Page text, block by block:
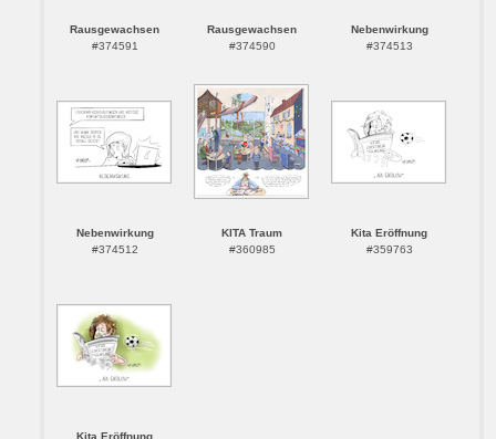
Rausgewachsen
#374591
Rausgewachsen
#374590
Nebenwirkung
#374513
Nebenwirkung
#374512
KITA Traum
#360985
Kita Eröffnung
#359763
Kita Eröffnung